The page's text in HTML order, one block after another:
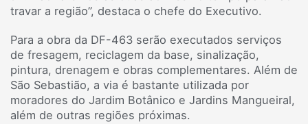
travar a região”, destaca o chefe do Executivo.
Para a obra da DF-463 serão executados serviços
de fresagem, reciclagem da base, sinalização,
pintura, drenagem e obras complementares. Além de
São Sebastião, a via é bastante utilizada por
moradores do Jardim Botânico e Jardins Mangueiral,
além de outras regiões próximas.